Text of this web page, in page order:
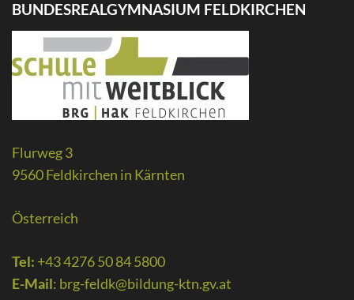
BUNDESREALGYMNASIUM FELDKIRCHEN
Flurweg 3
9560 Feldkirchen in Kärnten
Österreich
Tel: +43 4276 50 84 5800
E-Mail: brg-feldk@bildung-ktn.gv.at